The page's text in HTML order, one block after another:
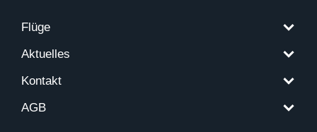
Flüge
Aktuelles
Kontakt
AGB